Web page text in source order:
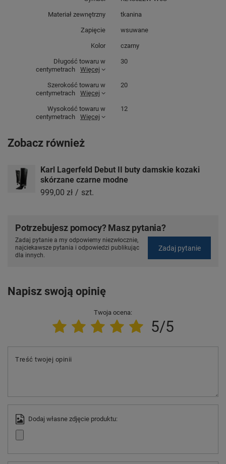
Materiał zewnętrzny tkanina
Zapięcie wsuwane
Kolor czarny
Długość towaru w
centymetrach
Więcej
30
Szerokość towaru w
centymetrach
Więcej
20
Wysokość towaru w
centymetrach
Więcej
12
Zobacz również
Karl Lagerfeld Debut II buty damskie kozaki
skórzane czarne modne
999,00 zł / szt.
Potrzebujesz pomocy? Masz pytania?
Zadaj pytanie a my odpowiemy niezwłocznie,
najciekawsze pytania i odpowiedzi publikując
dla innych.
Zadaj pytanie
Napisz swoją opinię
Twoja ocena:
5/5
Treść twojej opinii
Dodaj własne zdjęcie produktu: